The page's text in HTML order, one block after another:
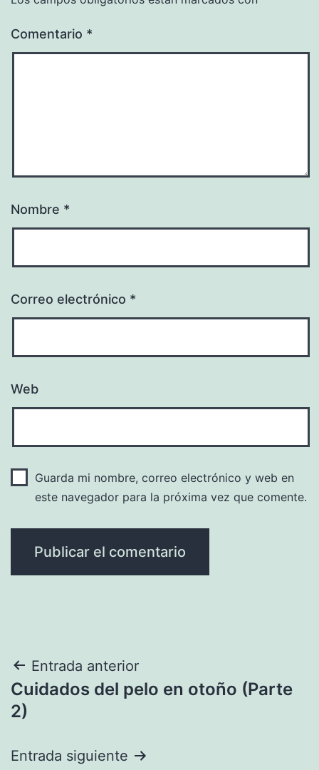
Comentario *
Nombre *
Correo electrónico *
Web
Guarda mi nombre, correo electrónico y web en
este navegador para la próxima vez que comente.
Navegación
de
Entrada anterior
Cuidados del pelo en otoño (Parte
2)
Entrada siguiente